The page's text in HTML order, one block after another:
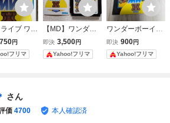
イブ ワン
イV モン
ールドIII
書付き
円
フリマ
【MD】ワンダー
ボーイⅤ モンスタ
ーワールドⅢメガ
ドライブ 箱無し
即決 3,500円
Yahoo!フリマ
ワンダーボーイV
モンスターワール
ドIII SEGA 説明書
のみ
即決 900円
Yahoo!フリマ
さん
価 4700 本人確認済